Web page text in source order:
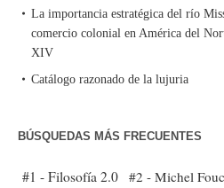
La importancia estratégica del río
comercio colonial en América del
XIV
Catálogo razonado de la lujuria
BÚSQUEDAS MÁS FRECUENTES
#1 - Filosofía 2.0 #2 - Michel